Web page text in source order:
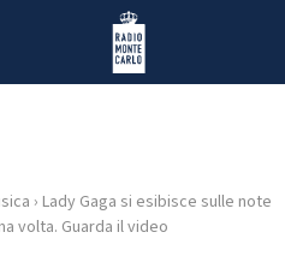
Radio Monte Carlo
› Lady Gaga si esibisce sulle note
volta. Guarda il video